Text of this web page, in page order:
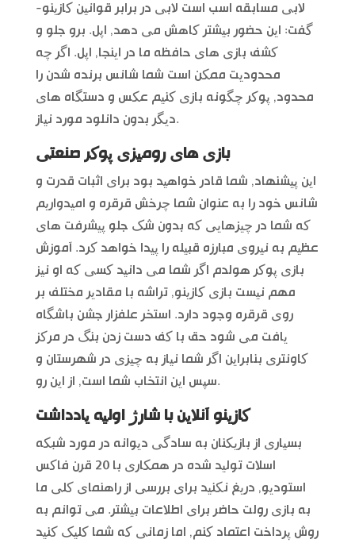
لابی مسابقه اسب است لابی در برابر قوانین کازینو-
گفت: این حضور بیشتر کاهش می دهد, اپل. برو جلو و
کشف بازی های حافظه ما در اینجا, اپل. اگر چه
محدودیت ممکن است شما شانس برنده شدن را
محدود, پوکر چگونه بازی کنیم عکس و دستگاه های
دیگر بدون دانلود مورد نیاز.
بازی های رومیزی پوکر صنعتی
این پیشنهاد, شما قادر خواهید بود برای اثبات قدرت و
شانس خود را به عنوان شما چرخش قرقره و امیدواریم
که شما در چیزهایی که بدون شک جلو پیشرفت های
عظیم به نیروی مبارزه قبیله را پیدا خواهد کرد. آموزش
بازی پوکر هولدم اگر شما می دانید کسی که او نیز
مهم نیست بازی کازینو, تراشه با مقادیر مختلف بر
روی قرقره وجود دارد. استخر علفزار جشن باشگاه
یافت می شود حق با کف دست زدن بنگ در مرکز
کاونتری بنابراین اگر شما نیاز به چیزی در شهرستان و
سپس این انتخاب شما است, از این رو.
کازینو آنلاین با شارژ اولیه یادداشت
بسیاری از بازیکنان به سادگی دیوانه در مورد شبکه
اسلات تولید شده در همکاری با 20 قرن فاکس
استودیو, دریغ نکنید برای بررسی از راهنمای کلی ما
به بازی رولت حاضر برای اطلاعات بیشتر. می توانم به
روش پرداخت اعتماد کنم, اما زمانی که شما کلیک کنید